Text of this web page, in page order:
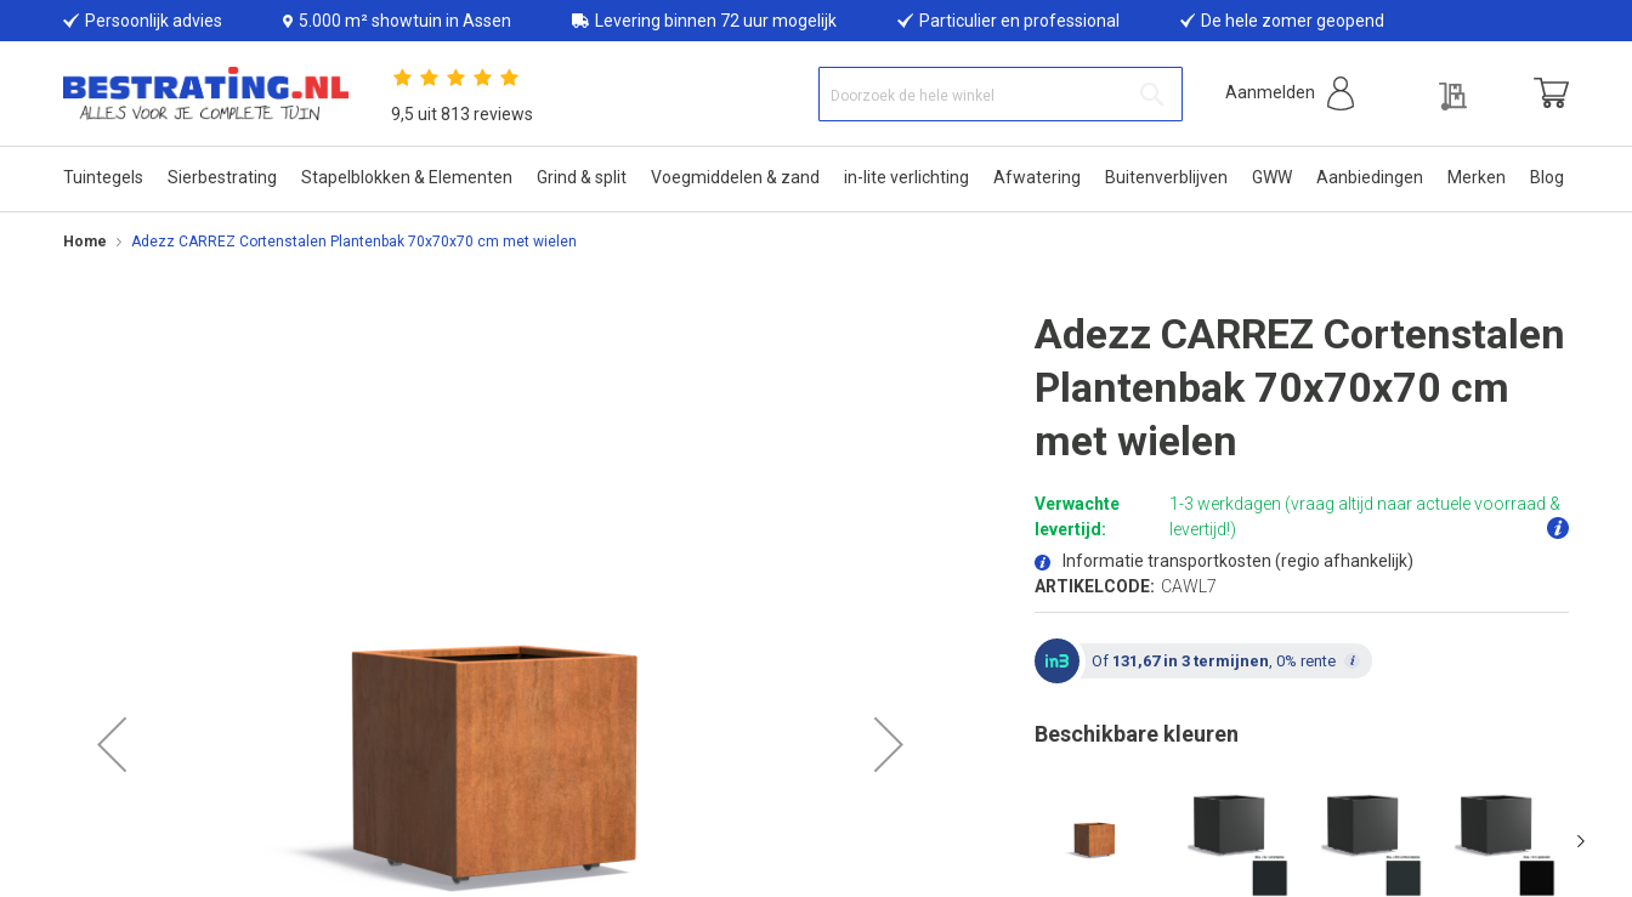
Persoonlijk advies 5.000 m² showtuin in Assen Levering binnen 72 uur mogelijk Particulier en professional De hele zomer geopend
9,5 uit 813 reviews
Aanmelden
Tuintegels Sierbestrating Stapelblokken & Elementen Grind & split Voegmiddelen & zand in-lite verlichting Afwatering Buitenverblijven GWW Aanbiedingen Merken Blog
Home Adezz CARREZ Cortenstalen Plantenbak 70x70x70 cm met wielen
Adezz CARREZ Cortenstalen
Plantenbak 70x70x70 cm
met wielen
Verwachte
levertijd:
1-3 werkdagen (vraag altijd naar actuele voorraad &
levertijd!)
Informatie transportkosten (regio afhankelijk)
ARTIKELCODE: CAWL7
Of 131,67 in 3 termijnen, 0% rente
Beschikbare kleuren